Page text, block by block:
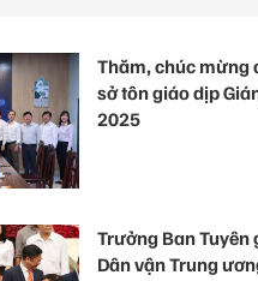
Thăm, chúc mừng
sở tôn giáo dịp
2025
Trưởng Ban Tuyên
Dân vận Trung